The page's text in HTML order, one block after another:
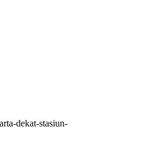
dekat-stasiun-